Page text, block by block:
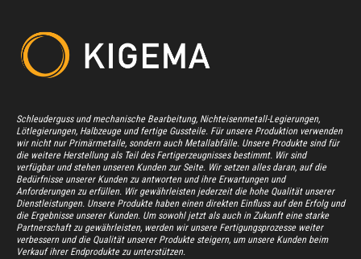
Schleuderguss und mechanische Bearbeitung, Nichteisenmetall-Legierungen,
Lötlegierungen, Halbzeuge und fertige Gussteile. Für unsere Produktion verwenden
wir nicht nur Primärmetalle, sondern auch Metallabfälle. Unsere Produkte sind für
die weitere Herstellung als Teil des Fertigerzeugnisses bestimmt. Wir sind
verfügbar und stehen unseren Kunden zur Seite. Wir setzen alles daran, auf die
Bedürfnisse unserer Kunden zu antworten und ihre Erwartungen und
Anforderungen zu erfüllen. Wir gewährleisten jederzeit die hohe Qualität unserer
Dienstleistungen. Unsere Produkte haben einen direkten Einfluss auf den Erfolg und
die Ergebnisse unserer Kunden. Um sowohl jetzt als auch in Zukunft eine starke
Partnerschaft zu gewährleisten, werden wir unsere Fertigungsprozesse weiter
verbessern und die Qualität unserer Produkte steigern, um unsere Kunden beim
Verkauf ihrer Endprodukte zu unterstützen.